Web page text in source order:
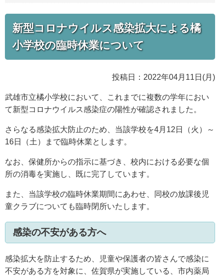
新型コロナウイルス感染拡大による橘
小学校の臨時休業について
投稿日：2022年04月11日(月)
武雄市立橘小学校において、これまでに複数の学年におい
て新型コロナウイルス感染症の陽性が確認されました。
さらなる感染拡大防止のため、当該学校を4月12日（火）～
16日（土）まで臨時休業とします。
なお、保健所からの指示に基づき、校内における必要な個
所の消毒を実施し、既に完了しています。
また、当該学校の臨時休業期間にあわせ、同校の放課後児
童クラブについても臨時閉所いたします。
感染の不安がある方へ
感染拡大を防止するため、児童や保護者の皆さんで感染に
不安がある方を対象に、佐賀県が実施している、市内薬局